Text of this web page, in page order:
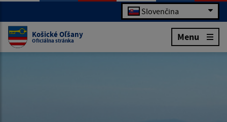
Slovenčina
Košické Oľšany
Oficiálna stránka Menu